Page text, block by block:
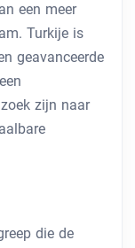
een meer
Turkije is
geavanceerde
zijn naar
die de